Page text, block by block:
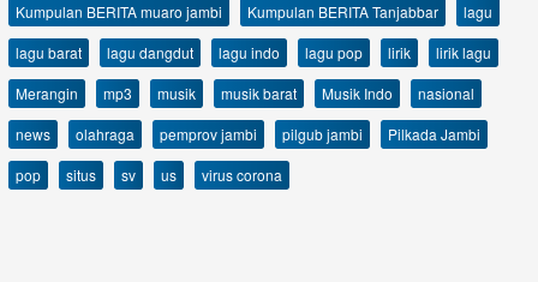
Kumpulan BERITA muaro jambi
Kumpulan BERITA Tanjabbar
lagu
lagu barat
lagu dangdut lagu indo lagu pop lirik
lirik lagu
Merangin
mp3 musik musik barat Musik Indo
nasional
news
olahraga pemprov jambi pilgub jambi
Pilkada Jambi
pop
situs sv us virus corona